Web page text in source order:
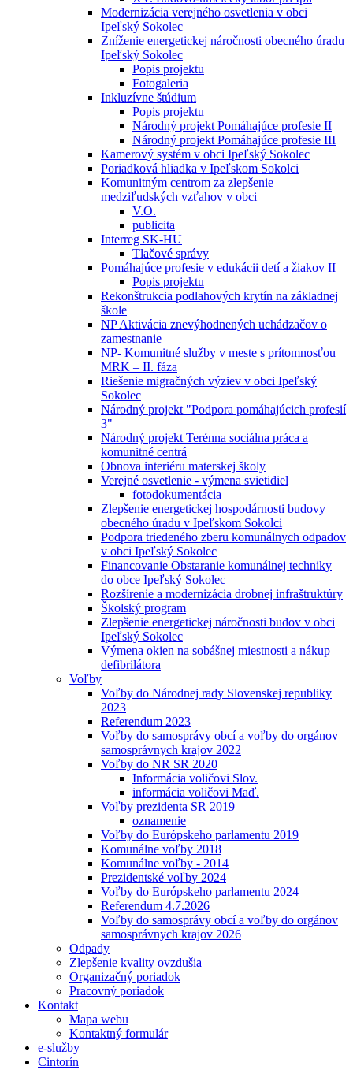
Modernizácia verejného osvetlenia v obci
Ipeľský Sokolec
Zníženie energetickej náročnosti obecného úradu
Ipeľský Sokolec
Popis projektu
Fotogaleria
Inkluzívne štúdium
Popis projektu
Národný projekt Pomáhajúce profesie II
Národný projekt Pomáhajúce profesie III
Kamerový systém v obci Ipeľský Sokolec
Poriadková hliadka v Ipeľskom Sokolci
Komunitným centrom za zlepšenie
medziľudských vzťahov v obci
V.O.
publicita
Interreg SK-HU
Tlačové správy
Pomáhajúce profesie v edukácii detí a žiakov II
Popis projektu
Rekonštrukcia podlahových krytín na základnej
škole
NP Aktivácia znevýhodnených uchádzačov o
zamestnanie
NP- Komunitné služby v meste s prítomnosťou
MRK – II. fáza
Riešenie migračných výziev v obci Ipeľský
Sokolec
Národný projekt "Podpora pomáhajúcich profesií
3"
Národný projekt Terénna sociálna práca a
komunitné centrá
Obnova interiéru materskej školy
Verejné osvetlenie - výmena svietidiel
fotodokumentácia
Zlepšenie energetickej hospodárnosti budovy
obecného úradu v Ipeľskom Sokolci
Podpora triedeného zberu komunálnych odpadov
v obci Ipeľský Sokolec
Financovanie Obstaranie komunálnej techniky
do obce Ipeľský Sokolec
Rozšírenie a modernizácia drobnej infraštruktúry
Školský program
Zlepšenie energetickej náročnosti budov v obci
Ipeľský Sokolec
Výmena okien na sobášnej miestnosti a nákup
defibrilátora
Voľby
Voľby do Národnej rady Slovenskej republiky
2023
Referendum 2023
Voľby do samosprávy obcí a voľby do orgánov
samosprávnych krajov 2022
Voľby do NR SR 2020
Informácia voličovi Slov.
informácia voličovi Maď.
Voľby prezidenta SR 2019
oznamenie
Voľby do Európskeho parlamentu 2019
Komunálne voľby 2018
Komunálne voľby - 2014
Prezidentské voľby 2024
Voľby do Európskeho parlamentu 2024
Referendum 4.7.2026
Voľby do samosprávy obcí a voľby do orgánov
samosprávnych krajov 2026
Odpady
Zlepšenie kvality ovzdušia
Organizačný poriadok
Pracovný poriadok
Kontakt
Mapa webu
Kontaktný formulár
e-služby
Cintorín